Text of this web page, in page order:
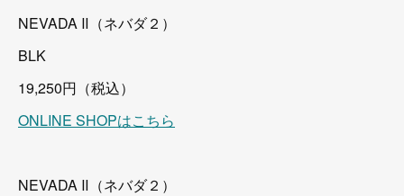
NEVADA Ⅱ（ネバダ２）
BLK
19,250円（税込）
ONLINE SHOPはこちら
NEVADA Ⅱ（ネバダ２）